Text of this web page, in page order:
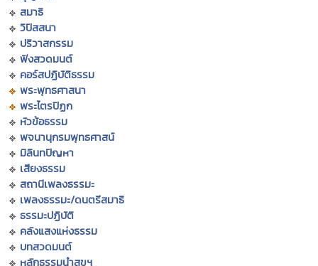
สมาธิ
วิปัสสนา
ปริวาสกรรม
ฟังสวดมนต์
คอร์สปฏิบัติธรรม
พระพุทธศาสนา
พระไตรปิฏก
หัวข้อธรรม
พจนานุกรมพุทธศาสน์
มิลินทปัญหา
เสียงธรรม
สถานีเพลงธรรมะ
เพลงธรรมะ/ดนตรีสมาธิ
ธรรมะปฏิบัติ
คลังแสงแห่งธรรม
บทสวดมนต์
หลักธรรมนำสุขฯ